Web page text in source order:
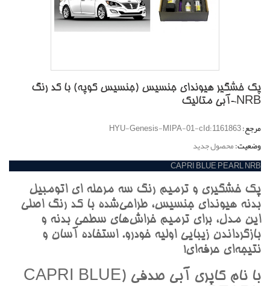
پک خشگير هیوندای جنسیس (جنسیس کوپه) با کد رنگ
NRB-آبي متاليک
مرجع:HYU-Genesis-MIPA-01-cId:1161863
وضعیت:محصول جدید
CAPRI BLUE PEARL NRB
پک خشگيري و ترميم رنگ سه مرحله اي اتومبيل
بدنه هيونداي جنسيس، طراحي‌شده با کد رنگ اصلي
اين مدل، براي ترميم خراش‌هاي سطحي بدنه و
بازگرداندن زيبايي اوليه خودرو. استفاده آسان و
نتيجه‌اي حرفه‌اي!
با نام کاپري آبي صدفي (CAPRI BLUE